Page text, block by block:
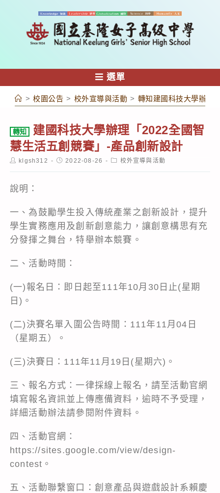
容
選單
> 校園公告 > 校外宣導與活動 > 轉知建國科技大學辦理
轉知
建國科技大學辦理「2022全國智
慧生活五創競賽」-產品創新設計
Postklgsh312
Post2022-08-26
Post校外宣導與活動
說明：
一、為鼓勵學生投入傳統產業之創新設計，提升
學生實務應用及創新創意能力，讓創意構思有充
分發揮之舞台，特舉辦本競賽。
二、活動時間：
(一)報名日：即日起至111年10月30日止(星期
日)。
(二)決賽名單入圍公告時間：111年11月04日
（星期五）。
(三)決賽日：111年11月19日(星期六)。
三、報名方式：一律採線上報名，請至活動官網
填寫報名資訊並上傳應備資料，逾時不予受理，
詳細活動辦法請參閱附件資料。
四、活動官網：
https://sites.google.com/view/design-
contest。
五、活動聯繫窗口：創意產品與遊戲設計系賴慶